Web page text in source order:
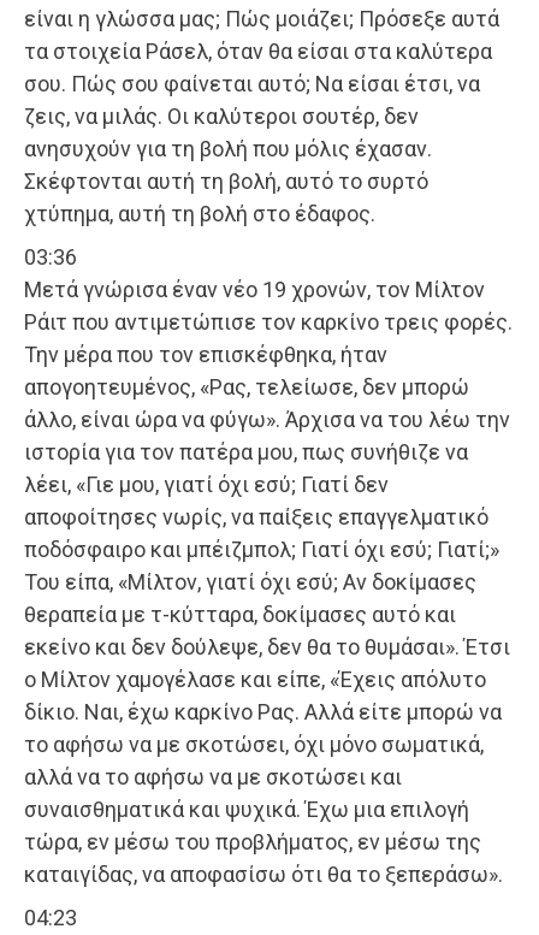
είναι η γλώσσα μας; Πώς μοιάζει; Πρόσεξε αυτά
τα στοιχεία Ράσελ, όταν θα είσαι στα καλύτερα
σου. Πώς σου φαίνεται αυτό; Να είσαι έτσι, να
ζεις, να μιλάς. Οι καλύτεροι σουτέρ, δεν
ανησυχούν για τη βολή που μόλις έχασαν.
Σκέφτονται αυτή τη βολή, αυτό το συρτό
χτύπημα, αυτή τη βολή στο έδαφος.
03:36
Μετά γνώρισα έναν νέο 19 χρονών, τον Μίλτον
Ράιτ που αντιμετώπισε τον καρκίνο τρεις φορές.
Την μέρα που τον επισκέφθηκα, ήταν
απογοητευμένος, «Ρας, τελείωσε, δεν μπορώ
άλλο, είναι ώρα να φύγω». Άρχισα να του λέω την
ιστορία για τον πατέρα μου, πως συνήθιζε να
λέει, «Γιε μου, γιατί όχι εσύ; Γιατί δεν
αποφοίτησες νωρίς, να παίξεις επαγγελματικό
ποδόσφαιρο και μπέιζμπολ; Γιατί όχι εσύ; Γιατί;»
Του είπα, «Μίλτον, γιατί όχι εσύ; Αν δοκίμασες
θεραπεία με τ-κύτταρα, δοκίμασες αυτό και
εκείνο και δεν δούλεψε, δεν θα το θυμάσαι». Έτσι
ο Μίλτον χαμογέλασε και είπε, «Έχεις απόλυτο
δίκιο. Ναι, έχω καρκίνο Ρας. Αλλά είτε μπορώ να
το αφήσω να με σκοτώσει, όχι μόνο σωματικά,
αλλά να το αφήσω να με σκοτώσει και
συναισθηματικά και ψυχικά. Έχω μια επιλογή
τώρα, εν μέσω του προβλήματος, εν μέσω της
καταιγίδας, να αποφασίσω ότι θα το ξεπεράσω».
04:23